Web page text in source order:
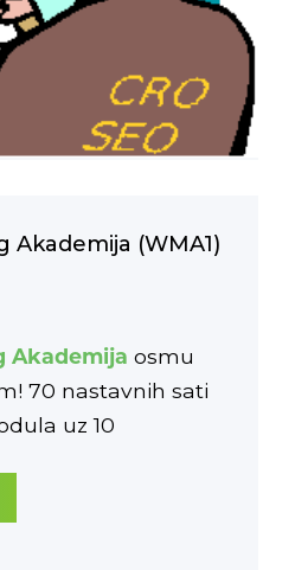
(WMA1)
Akademija osmu
70 nastavnih sati
uz 10